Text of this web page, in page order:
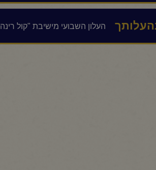
העלון השבועי מישיבת "קול רינה-